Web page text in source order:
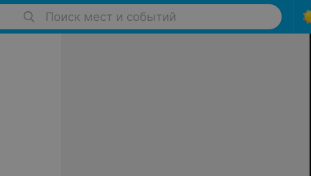
Поиск мест и событий